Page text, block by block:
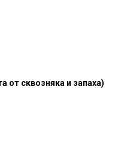
от сквозняка и запаха)